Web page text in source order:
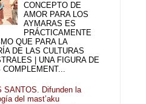
CONCEPTO DE
AMOR PARA LOS
AYMARAS ES
PRÁCTICAMENTE
QUE PARA LA
DE LAS CULTURAS
| UNA FIGURA DE
COMPLEMENT...
SANTOS. Difunden la
del mast’aku